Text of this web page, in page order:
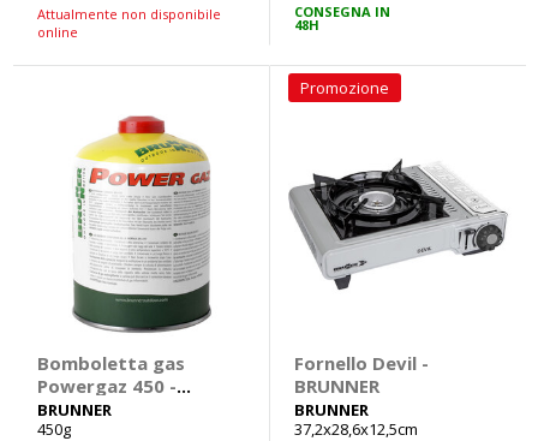
Attualmente non disponibile
online
CONSEGNA IN
48H
Bomboletta gas
Powergaz 450 -
BRUNNER
BRUNNER
450g
Promozione
Fornello Devil -
BRUNNER
BRUNNER
37,2x28,6x12,5cm